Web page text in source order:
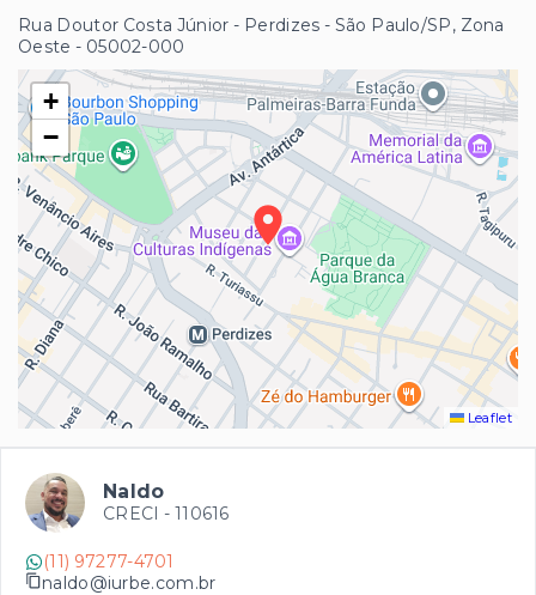
Rua Doutor Costa Júnior - Perdizes - São Paulo/SP, Zona
Oeste - 05002-000
+
−
Leaflet
Naldo
CRECI - 110616
(11) 97277-4701
naldo@iurbe.com.br